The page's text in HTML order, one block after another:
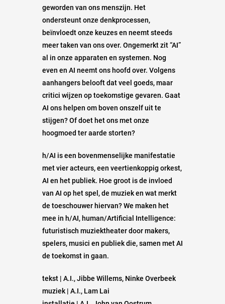
geworden van ons menszijn. Het
ondersteunt onze denkprocessen,
beïnvloedt onze keuzes en neemt steeds
meer taken van ons over. Ongemerkt zit “AI”
al in onze apparaten en systemen. Nog
even en AI neemt ons hoofd over. Volgens
aanhangers belooft dat veel goeds, maar
critici wijzen op toekomstige gevaren. Gaat
AI ons helpen om boven onszelf uit te
stijgen? Of doet het ons met onze
hoogmoed ter aarde storten?
h/AI is een bovenmenselijke manifestatie
met vier acteurs, een veertienkoppig orkest,
AI en het publiek. Hoe groot is de invloed
van AI op het spel, de muziek en wat merkt
de toeschouwer hiervan? We maken het
mee in h/AI, human/Artificial Intelligence:
futuristisch muziektheater door makers,
spelers, musici en publiek die, samen met AI
de toekomst in gaan.
tekst | A.I., Jibbe Willems, Ninke Overbeek
muziek | A.I., Lam Lai